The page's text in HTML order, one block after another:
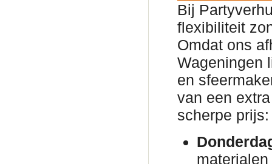
Bij
flexibiliteit
Omdat ons
Wageningen
en
van een
scherpe prijs: